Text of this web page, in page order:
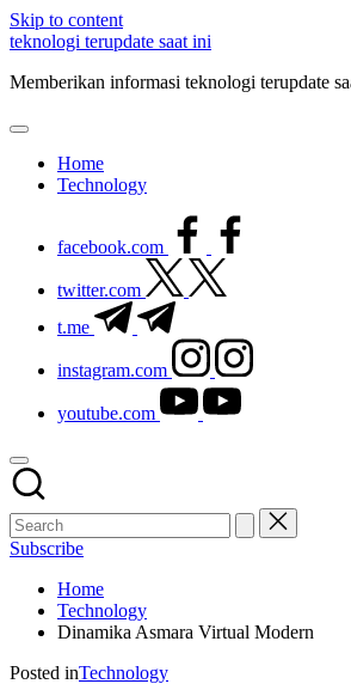
Skip to content
teknologi terupdate saat ini
Memberikan informasi teknologi terupdate
Home
Technology
facebook.com
twitter.com
t.me
instagram.com
youtube.com
Subscribe
Home
Technology
Dinamika Asmara Virtual Modern
Posted inTechnology